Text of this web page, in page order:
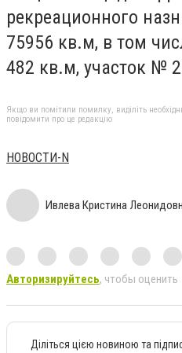
рекреационного
75956 кв.м, в том
482 кв.м, участок №
Якщо ви помітили помилку, виділіть
повідомити про це редакцію
НОВОСТИ-N
Ивлева Кристина
Авторизируйтесь, чтобы оценить
Діліться цією новиною та